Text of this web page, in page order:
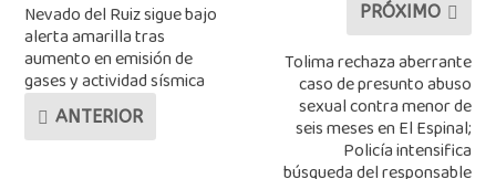
Nevado del Ruiz sigue bajo
alerta amarilla tras
aumento en emisión de
gases y actividad sísmica
ANTERIOR
PRÓXIMO
Tolima rechaza aberrante
caso de presunto abuso
sexual contra menor de
seis meses en El Espinal;
Policía intensifica